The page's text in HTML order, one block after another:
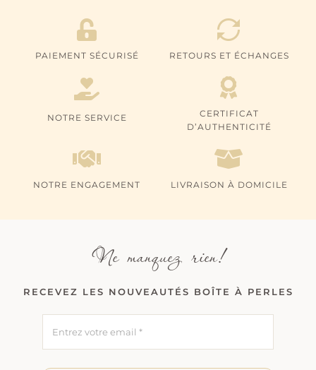
PAIEMENT SÉCURISÉ RETOURS ET ÉCHANGES
NOTRE SERVICE
CERTIFICAT
D’AUTHENTICITÉ
NOTRE ENGAGEMENT LIVRAISON À DOMICILE
Ne manquez rien!
RECEVEZ LES NOUVEAUTÉS BOÎTE À PERLES